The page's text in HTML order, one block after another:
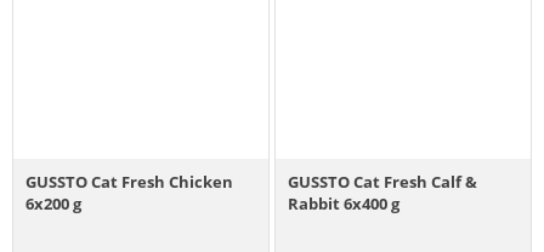
GUSSTO Cat Fresh Chicken
6x200 g
GUSSTO Cat Fresh Calf &
Rabbit 6x400 g